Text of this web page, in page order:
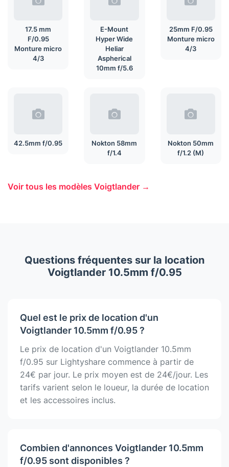
17.5 mm
F/0.95
Monture micro
4/3
E-Mount
Hyper Wide
Heliar
Aspherical
10mm f/5.6
25mm F/0.95
Monture micro
4/3
42.5mm f/0.95
Nokton 58mm
f/1.4
Nokton 50mm
f/1.2 (M)
Voir tous les modèles Voigtlander →
Questions fréquentes sur la location
Voigtlander 10.5mm f/0.95
Quel est le prix de location d'un
Voigtlander 10.5mm f/0.95 ?
Le prix de location d'un Voigtlander 10.5mm
f/0.95 sur Lightyshare commence à partir de
24€ par jour. Le prix moyen est de 24€/jour. Les
tarifs varient selon le loueur, la durée de location
et les accessoires inclus.
Combien d'annonces Voigtlander 10.5mm
f/0.95 sont disponibles ?